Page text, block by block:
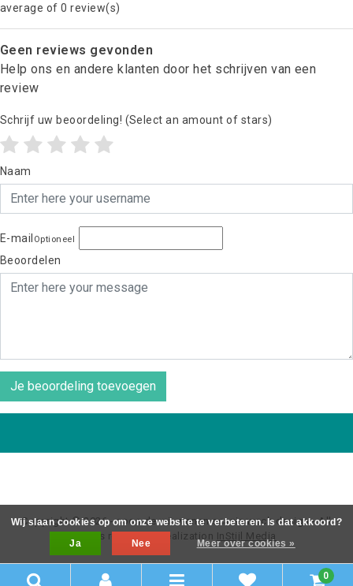
average of 0 review(s)
Geen reviews gevonden
Help ons en andere klanten door het schrijven van een
review
Schrijf uw beoordeling! (Select an amount of stars)
Naam
E-mail Optioneel
Beoordelen
Je beoordeling toevoegen
Copyright © 2026 - coos de wit wonen scaninavsch design - All
rights reserved - Realization InStijl Media
0
Wij slaan cookies op om onze website te verbeteren. Is dat akkoord?
Ja
Nee Meer over cookies »